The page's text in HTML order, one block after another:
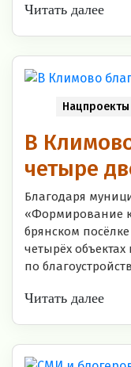
Читать далее
Нацпроекты
В
четыре
Благодаря
«Формирование
брянском
четырёх
по
Читать далее